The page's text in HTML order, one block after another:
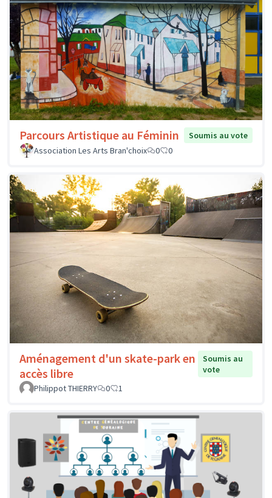
Parcours Artistique au Féminin
Soumis au vote
Association Les Arts Bran'choix
0 0
Aménagement d'un skate-park en
accès libre
Soumis au
vote
Philippot THIERRY
0 1